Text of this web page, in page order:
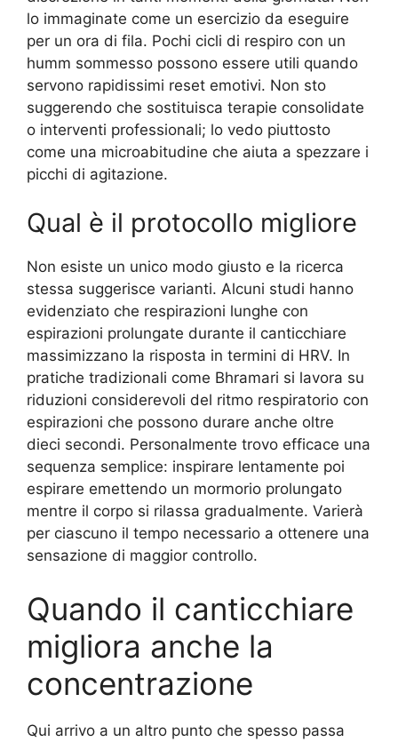
lo immaginate come un esercizio da eseguire
per un ora di fila. Pochi cicli di respiro con un
humm sommesso possono essere utili quando
servono rapidissimi reset emotivi. Non sto
suggerendo che sostituisca terapie consolidate
o interventi professionali; lo vedo piuttosto
come una microabitudine che aiuta a spezzare i
picchi di agitazione.
Qual è il protocollo migliore
Non esiste un unico modo giusto e la ricerca
stessa suggerisce varianti. Alcuni studi hanno
evidenziato che respirazioni lunghe con
espirazioni prolungate durante il canticchiare
massimizzano la risposta in termini di HRV. In
pratiche tradizionali come Bhramari si lavora su
riduzioni considerevoli del ritmo respiratorio con
espirazioni che possono durare anche oltre
dieci secondi. Personalmente trovo efficace una
sequenza semplice: inspirare lentamente poi
espirare emettendo un mormorio prolungato
mentre il corpo si rilassa gradualmente. Varierà
per ciascuno il tempo necessario a ottenere una
sensazione di maggior controllo.
Quando il canticchiare
migliora anche la
concentrazione
Qui arrivo a un altro punto che spesso passa